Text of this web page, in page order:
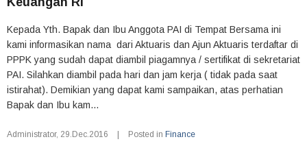
Kepada Yth. Bapak dan Ibu Anggota PAI di Tempat Bersama ini
kami informasikan nama dari Aktuaris dan Ajun Aktuaris terdaftar di
PPPK yang sudah dapat diambil piagamnya / sertifikat di sekretariat
PAI. Silahkan diambil pada hari dan jam kerja ( tidak pada saat
istirahat). Demikian yang dapat kami sampaikan, atas perhatian
Bapak dan Ibu kam...
Administrator, 29.Dec.2016 Posted in Finance